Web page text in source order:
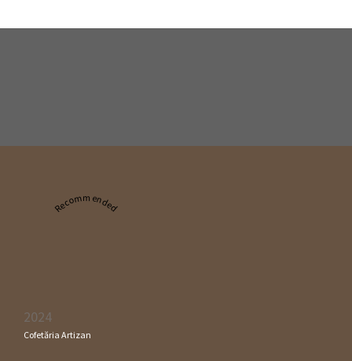
Recommended
2024
Cofetăria Artizan